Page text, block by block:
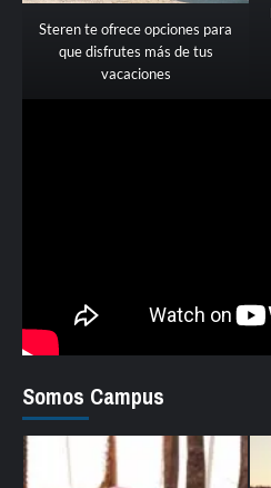
Steren te ofrece opciones para
que disfrutes más de tus
vacaciones
Somos Campus